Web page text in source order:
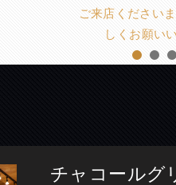
ご来店ください
しくお願い
チャコールグ